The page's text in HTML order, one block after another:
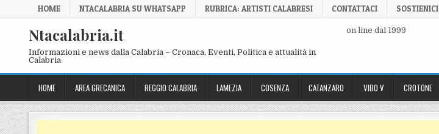
Skip to content
HOME NTACALABRIA SU WHATSAPP RUBRICA: ARTISTI CALABRESI CONTATTACI SOSTIENICI
Ntacalabria.it
Informazioni e news dalla Calabria – Cronaca, Eventi, Politica e attualità in
Calabria
on line dal 1999
HOME AREA GRECANICA REGGIO CALABRIA LAMEZIA COSENZA CATANZARO VIBO V CROTONE